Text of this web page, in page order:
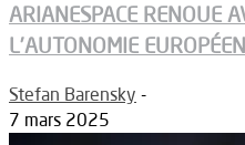
ARIANESPACE RENOUE
L’AUTONOMIE
Stefan Barensky -
7 mars 2025